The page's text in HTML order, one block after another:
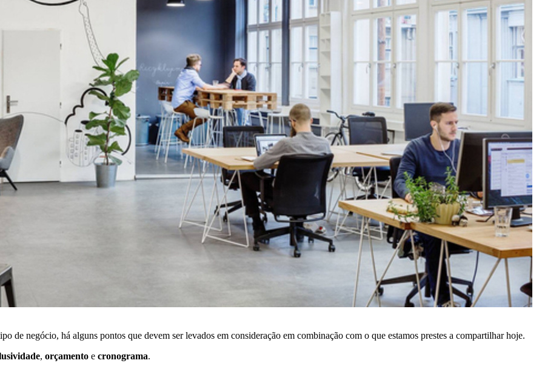
de negócio, há alguns pontos que devem ser levados em consideração em combinação com o que estamos prestes a compartilhar hoje.
, orçamento e cronograma.